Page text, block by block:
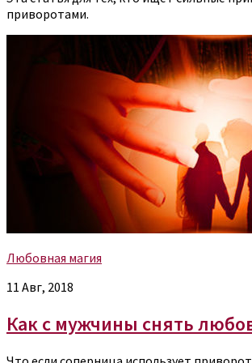
приворотами.
Любовная магия
11 Авг, 2018
Как с мужчины снять